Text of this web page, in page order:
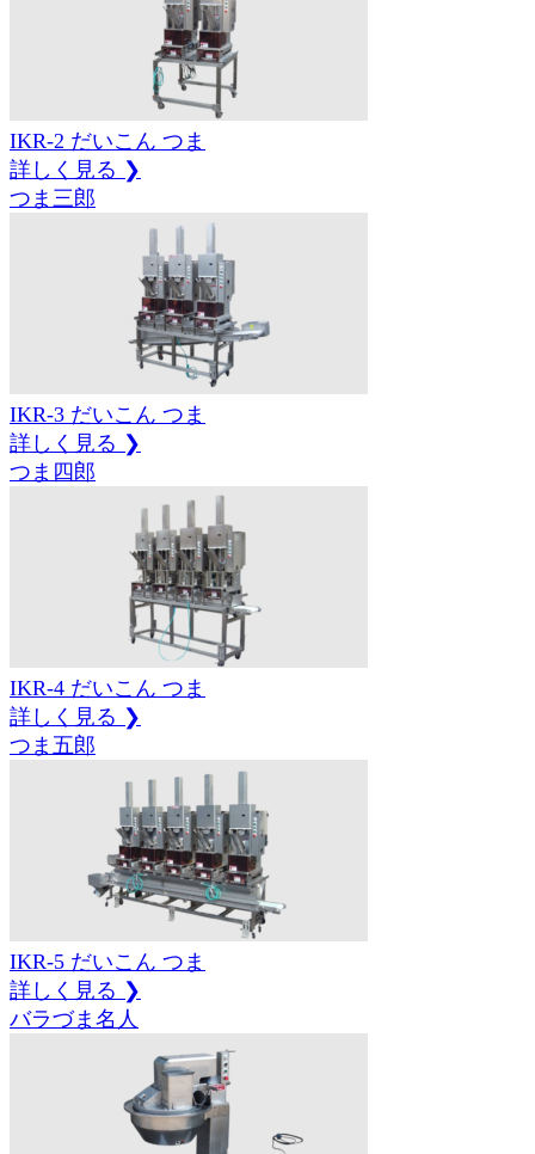
IKR-2 だいこん つま
詳しく見る ❯
つま三郎
IKR-3 だいこん つま
詳しく見る ❯
つま四郎
IKR-4 だいこん つま
詳しく見る ❯
つま五郎
IKR-5 だいこん つま
詳しく見る ❯
バラづま名人